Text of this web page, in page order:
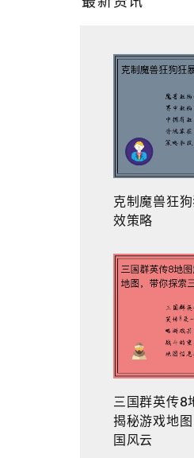
克制魔兽狂
效策略
三国群英传8
揭秘游戏地
国风云